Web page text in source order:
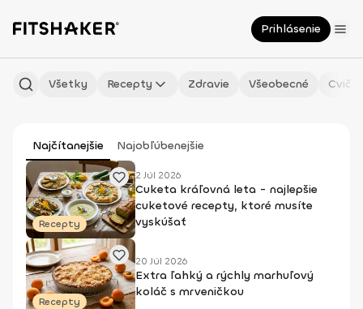
Prihlásenie
Všetky Recepty Zdravie Všeobecné
Najčítanejšie Najobľúbenejšie
Recepty
2 Júl 2026
Cuketa kráľovná leta - najlepšie
cuketové recepty, ktoré musíte
vyskúšať
Recepty
20 Júl 2026
Extra ľahký a rýchly marhuľový
koláč s mrveničkou